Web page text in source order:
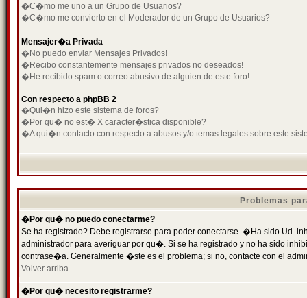
�C�mo me uno a un Grupo de Usuarios?
�C�mo me convierto en el Moderador de un Grupo de Usuarios?
Mensajer�a Privada
�No puedo enviar Mensajes Privados!
�Recibo constantemente mensajes privados no deseados!
�He recibido spam o correo abusivo de alguien de este foro!
Con respecto a phpBB 2
�Qui�n hizo este sistema de foros?
�Por qu� no est� X caracter�stica disponible?
�A qui�n contacto con respecto a abusos y/o temas legales sobre este
Problemas
�Por qu� no puedo conectarme?
Se ha registrado? Debe registrarse para poder conectarse. �Ha sido Ud.
administrador para averiguar por qu�. Si se ha registrado y no ha sido
contrase�a. Generalmente �ste es el problema; si no, contacte con el
Volver arriba
�Por qu� necesito registrarme?